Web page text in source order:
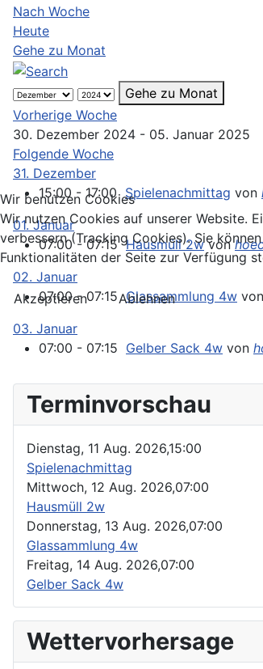
Nach Woche
Heute
Gehe zu Monat
Gehe zu Monat
Vorherige Woche
30. Dezember 2024 - 05. Januar 2025
Folgende Woche
31. Dezember
15:00 - 17:00 Spielenachmittag von
01. Januar
07:00 - 07:15Hausmüll 2wvon
02. Januar
07:00 - 07:15Glassammlung 4w von
03. Januar
07:00 - 07:15 Gelber Sack 4w von
Terminvorschau
Dienstag, 11 Aug. 2026,15:00
Spielenachmittag
Mittwoch, 12 Aug. 2026,07:00
Hausmüll 2w
Donnerstag, 13 Aug. 2026,07:00
Glassammlung 4w
Freitag, 14 Aug. 2026,07:00
Gelber Sack 4w
Wettervorhersage
Wir benutzen Cookies
Wir nutzen Cookies auf unserer Website.
verbessern (Tracking Cookies). Sie
Funktionalitäten der Seite zur Verfügung
Akzeptieren
Ablehnen